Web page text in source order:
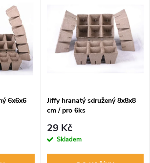
6x6x6
Jiffy hranatý sdružený 8x8x8
cm / pro 6ks
29 Kč
Skladem